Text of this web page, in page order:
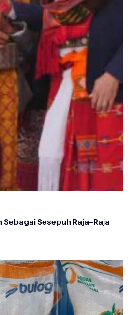
Sesepuh Raja-Raja